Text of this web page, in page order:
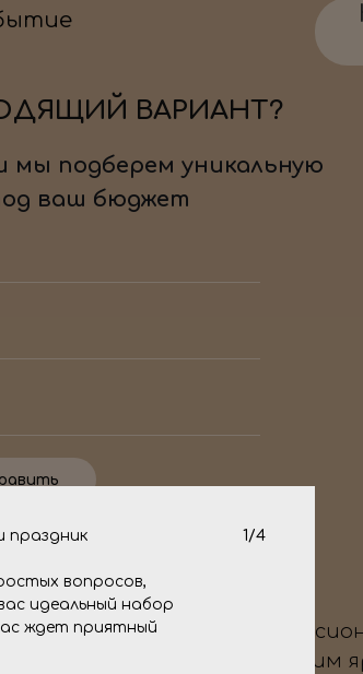
праздник
вопросов,
идеальный набор
ждет приятный
1/4
ВАРИАНТ?
подберем уникальную
ваш бюджет
Мы - команда
уже целых 4 года дарим